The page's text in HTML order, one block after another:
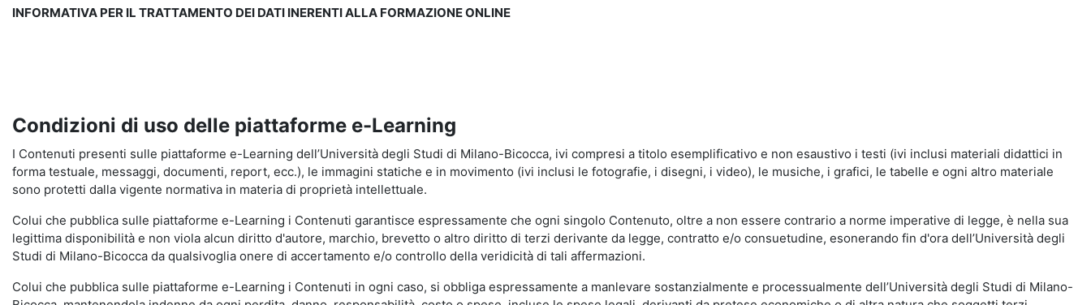
INFORMATIVA PER IL TRATTAMENTO DEI DATI INERENTI ALLA FORMAZIONE ONLINE
Condizioni di uso delle piattaforme e-Learning
I Contenuti presenti sulle piattaforme e-Learning dell’Università degli Studi di Milano-Bicocca, ivi compresi a titolo esemplificativo e non esaustivo i testi (ivi inclusi materiali didattici in
forma testuale, messaggi, documenti, report, ecc.), le immagini statiche e in movimento (ivi inclusi le fotografie, i disegni, i video), le musiche, i grafici, le tabelle e ogni altro materiale
sono protetti dalla vigente normativa in materia di proprietà intellettuale.
Colui che pubblica sulle piattaforme e-Learning i Contenuti garantisce espressamente che ogni singolo Contenuto, oltre a non essere contrario a norme imperative di legge, è nella sua
legittima disponibilità e non viola alcun diritto d'autore, marchio, brevetto o altro diritto di terzi derivante da legge, contratto e/o consuetudine, esonerando fin d'ora dell’Università degli
Studi di Milano-Bicocca da qualsivoglia onere di accertamento e/o controllo della veridicità di tali affermazioni.
Colui che pubblica sulle piattaforme e-Learning i Contenuti in ogni caso, si obbliga espressamente a manlevare sostanzialmente e processualmente dell’Università degli Studi di Milano-